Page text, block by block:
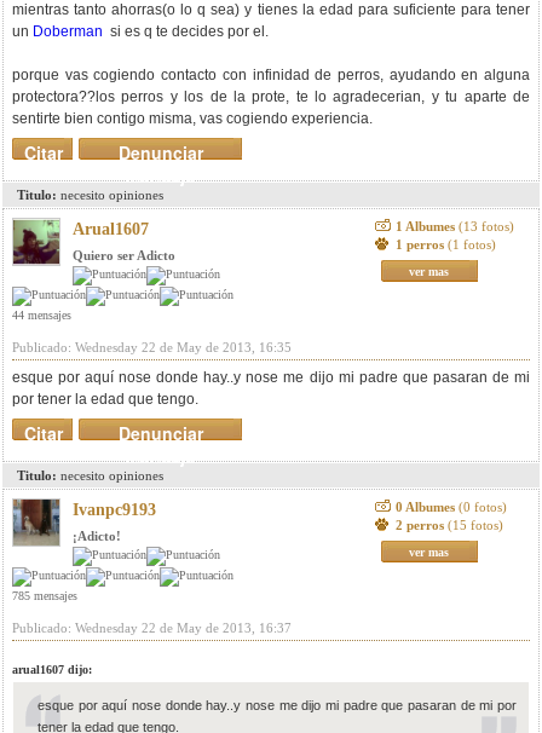
mientras tanto ahorras(o lo q sea) y tienes la edad para suficiente para tener
un Doberman si es q te decides por el.
porque vas cogiendo contacto con infinidad de perros, ayudando en alguna
protectora??los perros y los de la prote, te lo agradecerian, y tu aparte de
sentirte bien contigo misma, vas cogiendo experiencia.
Denunciar
mensaje
Citar
Titulo: necesito opiniones
Arual1607
Quiero ser Adicto
44 mensajes
1 Albumes (13 fotos)
1 perros (1 fotos)
ver mas
Publicado: Wednesday 22 de May de 2013, 16:35
esque por aquí nose donde hay..y nose me dijo mi padre que pasaran de mi
por tener la edad que tengo.
Denunciar
mensaje
Citar
Titulo: necesito opiniones
Ivanpc9193
¡Adicto!
785 mensajes
0 Albumes (0 fotos)
2 perros (15 fotos)
ver mas
Publicado: Wednesday 22 de May de 2013, 16:37
arual1607 dijo:
esque por aquí nose donde hay..y nose me dijo mi padre que pasaran de mi por
tener la edad que tengo.